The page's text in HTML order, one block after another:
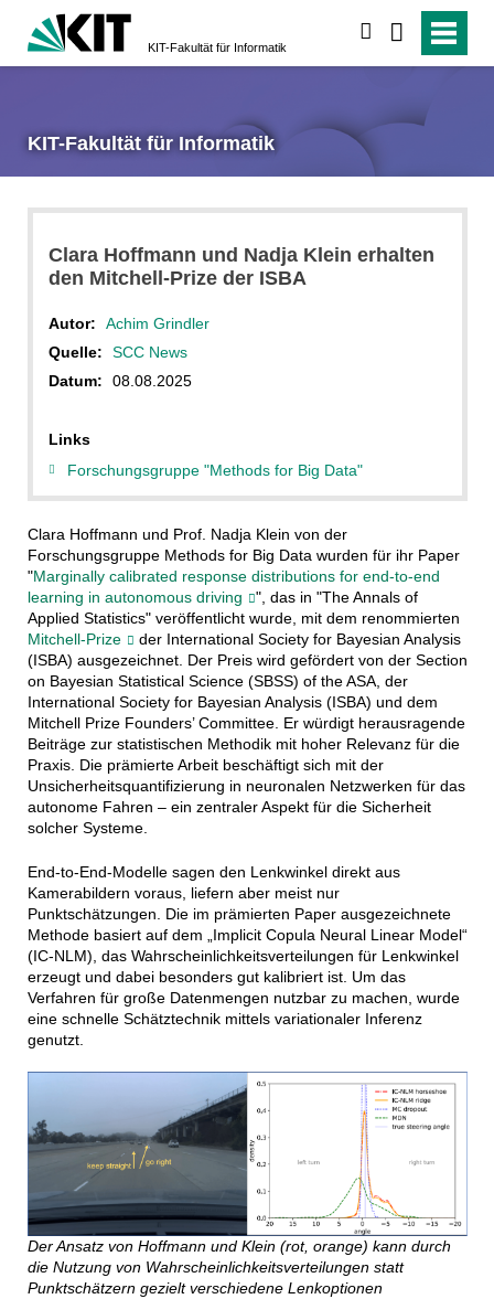
KIT-Fakultät für Informatik
KIT-Fakultät für Informatik
Clara Hoffmann und Nadja Klein erhalten
den Mitchell-Prize der ISBA
Autor:
Achim Grindler
Quelle:
SCC News
Datum:
08.08.2025
Links
Forschungsgruppe "Methods for Big Data"
Clara Hoffmann und Prof. Nadja Klein von der
Forschungsgruppe Methods for Big Data wurden für ihr Paper
"Marginally calibrated response distributions for end-to-end
learning in autonomous driving
", das in "The Annals of
Applied Statistics" veröffentlicht wurde, mit dem renommierten
Mitchell-Prize
der International Society for Bayesian Analysis
(ISBA) ausgezeichnet. Der Preis wird gefördert von der Section
on Bayesian Statistical Science (SBSS) of the ASA, der
International Society for Bayesian Analysis (ISBA) und dem
Mitchell Prize Founders’ Committee. Er würdigt herausragende
Beiträge zur statistischen Methodik mit hoher Relevanz für die
Praxis. Die prämierte Arbeit beschäftigt sich mit der
Unsicherheitsquantifizierung in neuronalen Netzwerken für das
autonome Fahren – ein zentraler Aspekt für die Sicherheit
solcher Systeme.
End-to-End-Modelle sagen den Lenkwinkel direkt aus
Kamerabildern voraus, liefern aber meist nur
Punktschätzungen. Die im prämierten Paper ausgezeichnete
Methode basiert auf dem „Implicit Copula Neural Linear Model“
(IC-NLM), das Wahrscheinlichkeitsverteilungen für Lenkwinkel
erzeugt und dabei besonders gut kalibriert ist. Um das
Verfahren für große Datenmengen nutzbar zu machen, wurde
eine schnelle Schätztechnik mittels variationaler Inferenz
genutzt.
Der Ansatz von Hoffmann und Klein (rot, orange) kann durch
die Nutzung von Wahrscheinlichkeitsverteilungen statt
Punktschätzern gezielt verschiedene Lenkoptionen